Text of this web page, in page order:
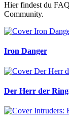
Hier findest du
Community.
Iron Danger
Der Herr der